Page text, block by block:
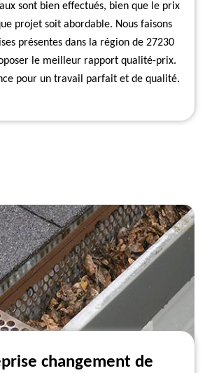
sont bien effectués, bien que le prix
projet soit abordable. Nous faisons
présentes dans la région de 27230
le meilleur rapport qualité-prix.
pour un travail parfait et de qualité.
changement de